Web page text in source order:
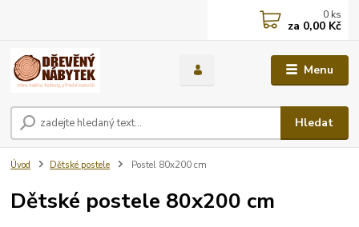
Menu
Hledat
0 ks
za 0,00 Kč
Úvod Dětské postele Postel 80x200 cm
Dětské postele 80x200 cm